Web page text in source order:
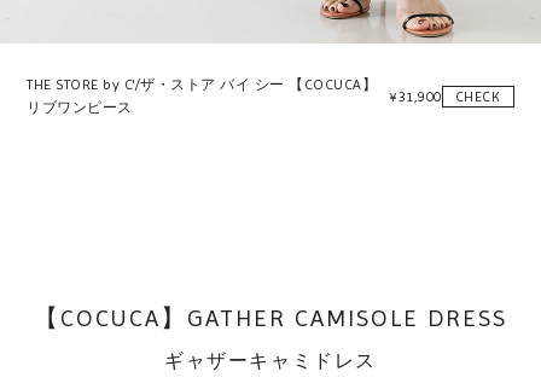
THE STORE by C'/ザ・ストア バイ シー 【COCUCA】
リブワンピース
¥31,900 CHECK
【COCUCA】GATHER CAMISOLE DRESS
ギャザーキャミドレス